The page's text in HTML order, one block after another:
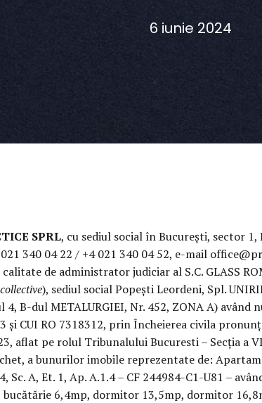
6 iunie 2024
SPRL, cu sediul social în București, sector 1,
340 04 22 / +4 021 340 04 52, e-mail
de administrator judiciar al S.C. GLASS
), sediul social Popești Leordeni, Spl.
B-dul METALURGIEI, Nr. 452, ZONA A) având
CUI RO 7318312, prin Încheierea civila
aflat pe rolul Tribunalului Bucuresti – Secția a
a bunurilor imobile reprezentate de:
Sc. A, Et. 1, Ap. A.1.4 – CF 244984-C1-U81 –
6,4mp, dormitor 13,5mp, dormitor